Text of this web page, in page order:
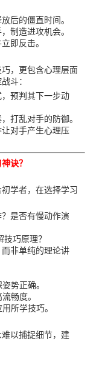
后的僵直时间。
制造进攻机会。
即反击。
，更包含心理层面
斗：
预判其下一步动
打乱对手的防御。
对手产生心理压
诀？
学者，在选择学习
是否有慢动作演
巧原理？
非单纯的理论讲
势正确。
畅度。
所学技巧。
以捕捉细节，建